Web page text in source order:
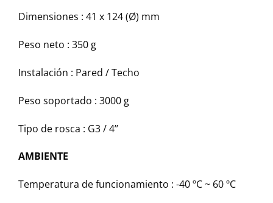
Dimensiones : 41 x 124 (Ø) mm
Peso neto : 350 g
Instalación : Pared / Techo
Peso soportado : 3000 g
Tipo de rosca : G3 / 4’’
AMBIENTE
Temperatura de funcionamiento : -40 ºC ~ 60 ºC